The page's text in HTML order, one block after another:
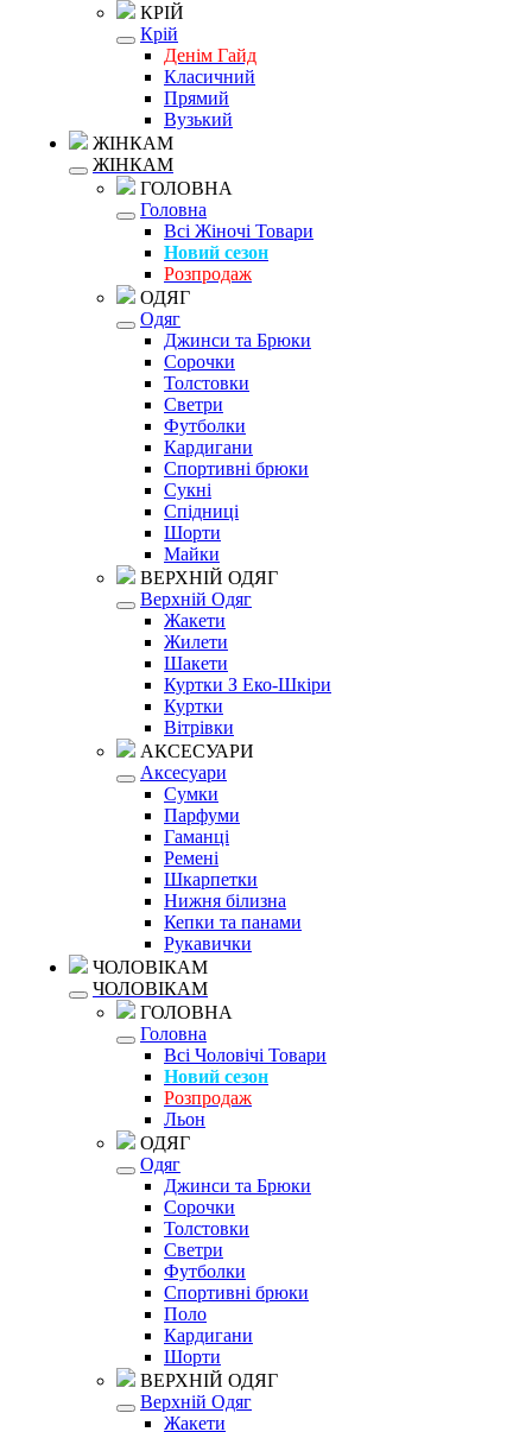
КРІЙ
Крій
Денім Гайд
Класичний
Прямий
Вузький
ЖІНКАМ
ЖІНКАМ
ГОЛОВНА
Головна
Всі Жіночі Товари
Новий сезон
Розпродаж
ОДЯГ
Одяг
Джинси та Брюки
Сорочки
Толстовки
Светри
Футболки
Кардигани
Спортивні брюки
Сукні
Спідниці
Шорти
Майки
ВЕРХНІЙ ОДЯГ
Верхній Одяг
Жакети
Жилети
Шакети
Куртки З Еко-Шкіри
Куртки
Вітрівки
АКСЕСУАРИ
Аксесуари
Сумки
Парфуми
Гаманці
Ремені
Шкарпетки
Нижня білизна
Кепки та панами
Рукавички
ЧОЛОВІКАМ
ЧОЛОВІКАМ
ГОЛОВНА
Головна
Всі Чоловічі Товари
Новий сезон
Розпродаж
Льон
ОДЯГ
Одяг
Джинси та Брюки
Сорочки
Толстовки
Светри
Футболки
Спортивні брюки
Поло
Кардигани
Шорти
ВЕРХНІЙ ОДЯГ
Верхній Одяг
Жакети